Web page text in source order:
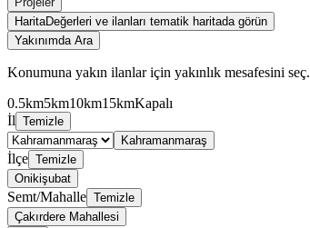
HaritaDeğerleri ve ilanları tematik haritada görün
Yakınımda Ara
Konumuna yakın ilanlar için yakınlık mesafesini seç.
0.5km5km10km15kmKapalı
İl Temizle
Kahramanmaraş
İlçe Temizle
Onikişubat
Semt/Mahalle Temizle
Çakırdere Mahallesi